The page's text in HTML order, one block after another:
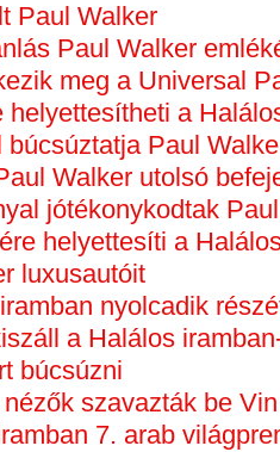
Paul Walker
Paul Walker
meg a Universal
helyettesítheti a
Paul
Walker utolsó
jótékonykodtak
helyettesíti a
luxusautóit
nyolcadik
a Halálos
búcsúzni
szavazták be
7. arab